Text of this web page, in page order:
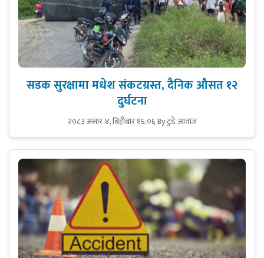
सडक सुरक्षामा मधेश संकटग्रस्त, दैनिक औसत १२
दुर्घटना
२०८३ असार ४, बिहीबार १६:०६By टुडे आवाज